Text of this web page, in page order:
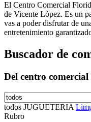
El Centro Comercial
de Vicente López. Es un
vas a poder disfrutar de
entretenimiento
Buscador de
Del centro
todos JUGUETERIA
Rubro